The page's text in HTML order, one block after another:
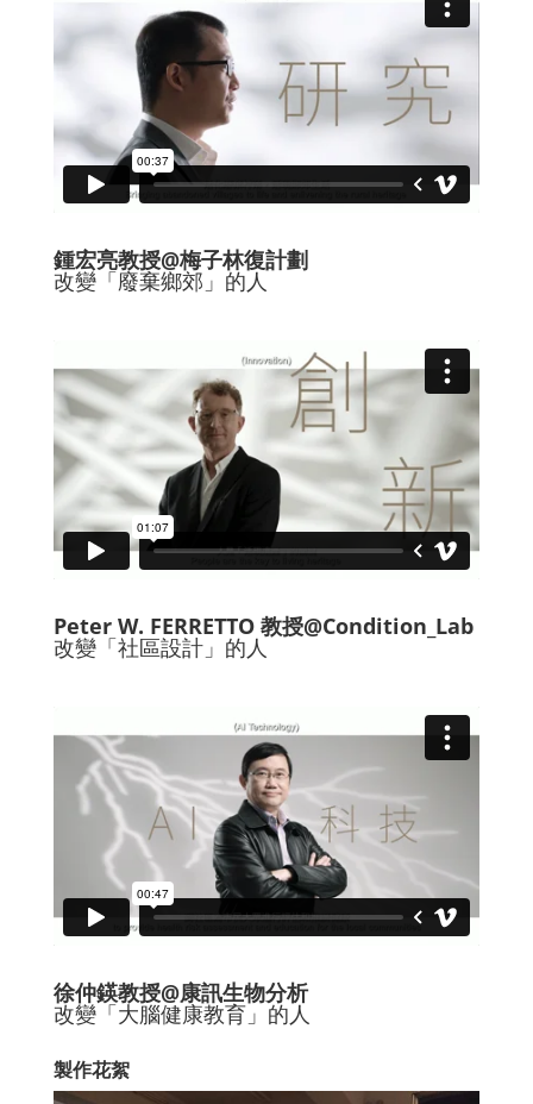
鍾宏亮教授@梅子林復計劃
改變「廢棄鄉郊」的人
Peter W. FERRETTO 教授@Condition_Lab
改變「社區設計」的人
徐仲鍈教授@康訊生物分析
改變「大腦健康教育」的人
製作花絮